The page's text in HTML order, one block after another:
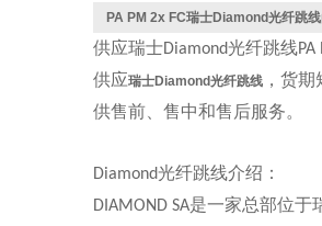
PA PM 2x FC瑞士Diamond光纤跳线
供应瑞士Diamond光纤跳线
供应瑞士Diamond光纤跳线 ，货
供售前、售中和售后服务。
Diamond光纤跳线介绍：
DIAMOND SA是一家总部位于